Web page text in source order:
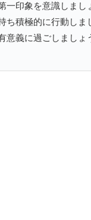
一印象を意識しまし
ち積極的に行動しま
意義に過ごしましょ